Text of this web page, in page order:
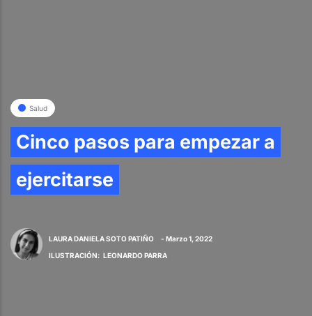
Salud
Cinco pasos para empezar a
ejercitarse
LAURA DANIELA SOTO PATIÑO
- Marzo 1, 2022
ILUSTRACIÓN: LEONARDO PARRA